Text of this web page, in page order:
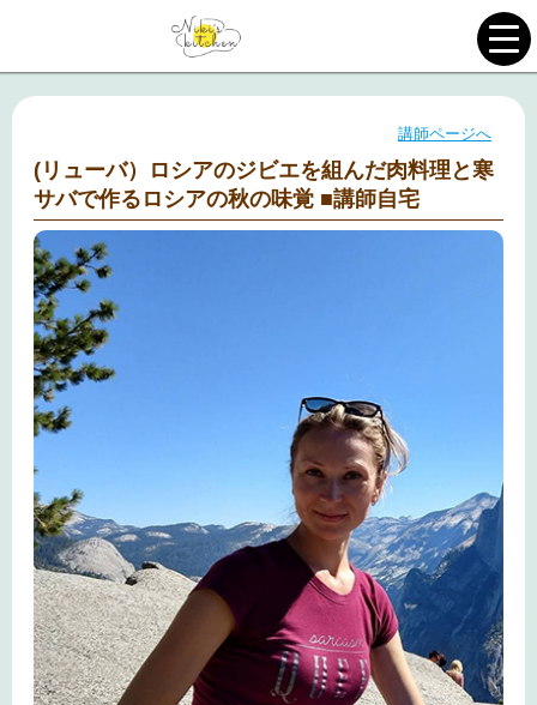
講師ページへ
(リューバ）ロシアのジビエを組んだ肉料理と寒
サバで作るロシアの秋の味覚 ■講師自宅